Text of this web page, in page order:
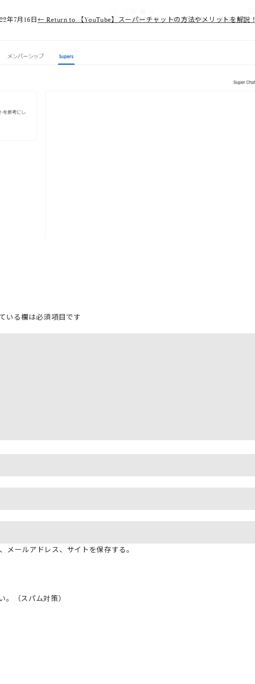
ABOUT SERVICE WORKS
年7月16日← Return to 【YouTube】スーパーチャットの方法やメリットを解説！
いる欄は必須項目です
ールアドレス、サイトを保存する。
（スパム対策）